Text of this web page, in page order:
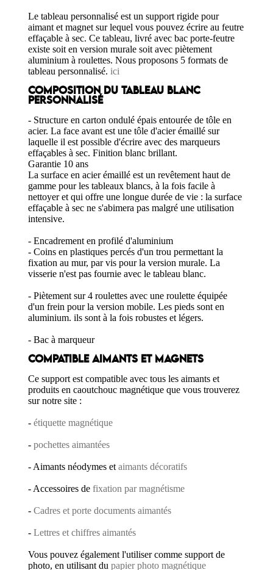
Le tableau personnalisé est un support rigide pour
aimant et magnet sur lequel vous pouvez écrire au feutre
effaçable à sec. Ce tableau, livré avec bac porte-feutre
existe soit en version murale soit avec piètement
aluminium à roulettes. Nous proposons 5 formats de
tableau personnalisé.ici
COMPOSITION DU TABLEAU BLANC
PERSONNALISÉ
- Structure en carton ondulé épais entourée de tôle en
acier. La face avant est une tôle d'acier émaillé sur
laquelle il est possible d'écrire avec des marqueurs
effaçables à sec. Finition blanc brillant.
Garantie 10 ans
La surface en acier émaillé est un revêtement haut de
gamme pour les tableaux blancs, à la fois facile à
nettoyer et qui offre une longue durée de vie : la surface
effaçable à sec ne s'abimera pas malgré une utilisation
intensive.
- Encadrement en profilé d'aluminium
- Coins en plastiques percés d'un trou permettant la
fixation au mur, par vis pour la version murale. La
visserie n'est pas fournie avec le tableau blanc.
- Piètement sur 4 roulettes avec une roulette équipée
d'un frein pour la version mobile. Les pieds sont en
aluminium. ils sont à la fois robustes et légers.
- Bac à marqueur
COMPATIBLE AIMANTS ET MAGNETS
Ce support est compatible avec tous les aimants et
produits en caoutchouc magnétique que vous trouverez
sur notre site :
-étiquette magnétique
-pochettes aimantées
- Aimants néodymes etaimants décoratifs
- Accessoires defixation par magnétisme
-Cadres et porte documents aimantés
-Lettres et chiffres aimantés
Vous pouvez également l'utiliser comme support de
photo, en utilisant dupapier photo magnétique